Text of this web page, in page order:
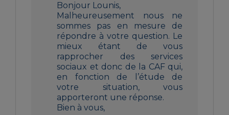
Bonjour Lounis,
Malheureusement nous ne
sommes pas en mesure de
répondre à votre question. Le
mieux étant de vous
rapprocher des services
sociaux et donc de la CAF qui,
en fonction de l’étude de
votre situation, vous
apporteront une réponse.
Bien à vous,